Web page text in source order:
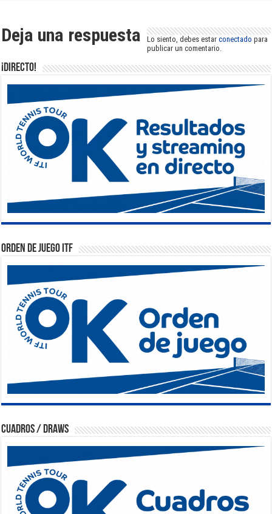
Deja una respuesta Lo siento, debes estarconectado para
publicar un comentario.
¡DIRECTO!
Orden de Juego ITF
Cuadros / Draws